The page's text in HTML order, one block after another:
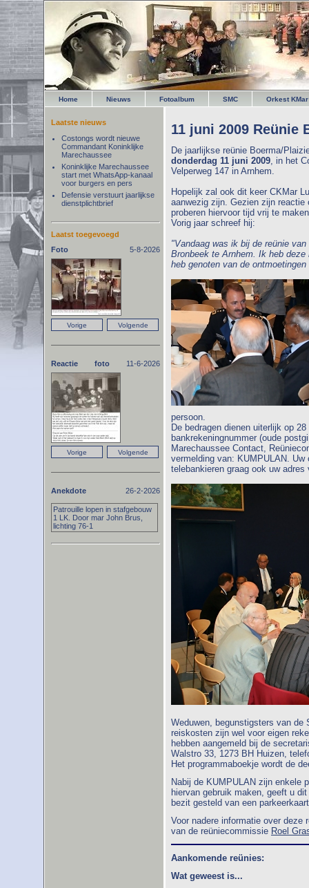
Home Nieuws Fotoalbum SMC Orkest KMar
11 juni 2009 Reünie
De jaarlijkse reünie Boerma/
donderdag 11 juni 2009, in het
Velperweg 147 in Arnhem.
Hopelijk zal ook dit keer CKMar
aanwezig zijn. Gezien zijn
proberen hiervoor tijd vrij te
Vorig jaar schreef hij:
"Vandaag was ik bij de reünie
Bronbeek te Arnhem. Ik heb
heb genoten van de
persoon.
De bedragen dienen uiterlijk op
bankrekeningnummer (oude
Marechaussee Contact,
vermelding van: KUMPULAN.
telebankieren graag ook uw adres
Weduwen, begunstigsters van de
reiskosten zijn wel voor eigen
hebben aangemeld bij de
Walstro 33, 1273 BH Huizen,
Het programmaboekje wordt de
Nabij de KUMPULAN zijn enkele
hiervan gebruik maken, geeft u
bezit gesteld van een
Voor nadere informatie over
van de reüniecommissie Roel
Aankomende reünies:
Wat geweest is...
Laatste nieuws
Costongs wordt nieuwe
Commandant Koninklijke
Marechaussee
Koninklijke Marechaussee
start met WhatsApp-kanaal
voor burgers en pers
Defensie verstuurt jaarlijkse
dienstplichtbrief
Laatst toegevoegd
Foto
5-8-2026
Reactie foto 11-6-2026
Anekdote 26-2-2026
Patrouille lopen in stafgebouw
1 LK. Door mar John Brus,
lichting 76-1